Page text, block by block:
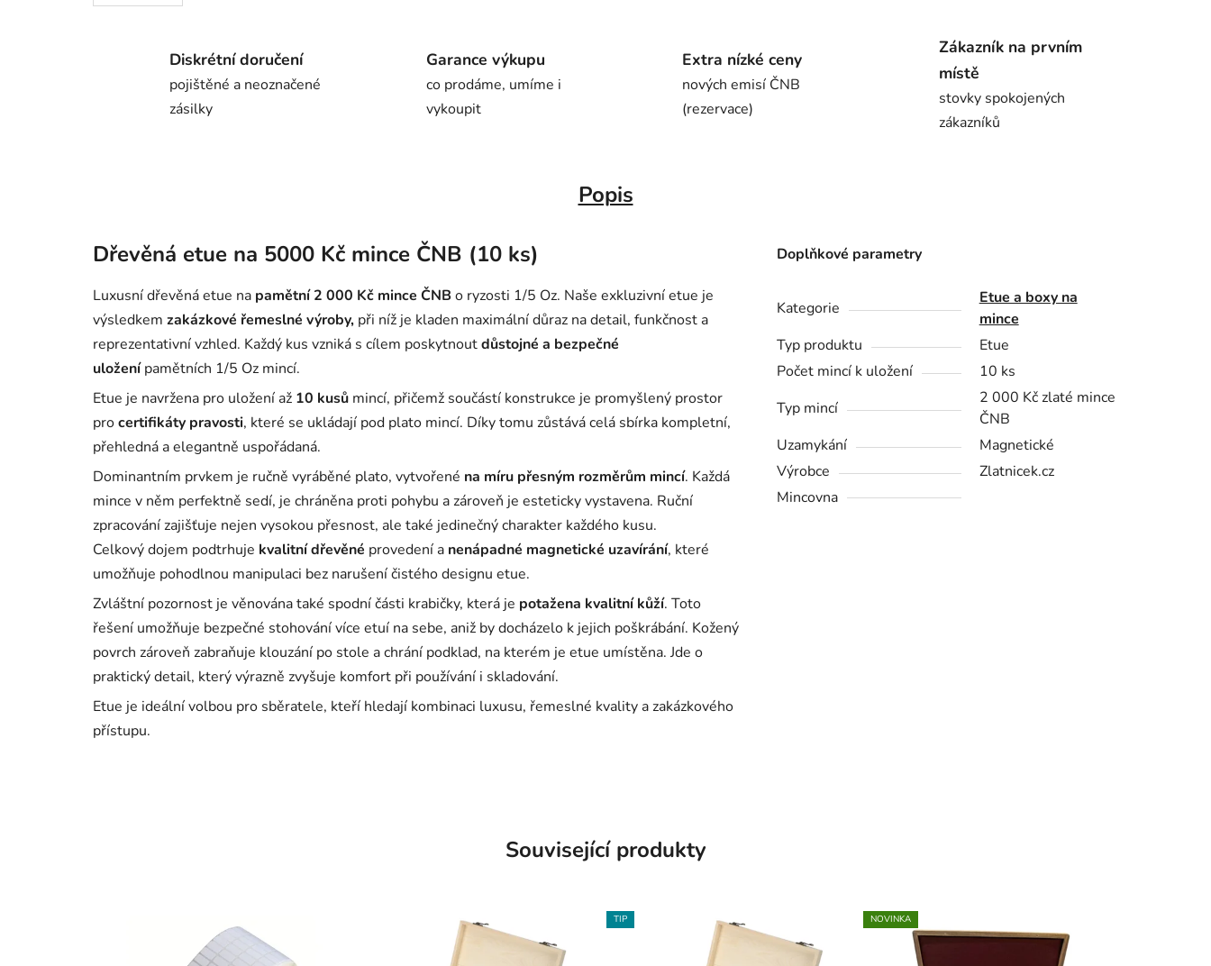
Diskrétní doručení
pojištěné a neoznačené
zásilky
Garance výkupu
co prodáme, umíme i
vykoupit
Extra nízké ceny
nových emisí ČNB
(rezervace)
Zákazník na prvním
místě
stovky spokojených
zákazníků
Popis
Dřevěná etue na 5000 Kč mince ČNB (10 ks)
Luxusní dřevěná etue na pamětní 2 000 Kč mince ČNBo ryzosti 1/5 Oz. Naše exkluzivní etue je
výsledkem zakázkové řemeslné výroby, při níž je kladen maximální důraz na detail, funkčnost a
reprezentativní vzhled. Každý kus vzniká s cílem poskytnoutdůstojné a bezpečné
uloženípamětních 1/5 Oz mincí.
Etue je navržena pro uložení až 10 kusů mincí, přičemž součástí konstrukce je promyšlený prostor
procertifikáty pravosti, které se ukládají pod plato mincí. Díky tomu zůstává celá sbírka kompletní,
přehledná a elegantně uspořádaná.
Dominantním prvkem je ručně vyráběné plato, vytvořené na míru přesným rozměrům mincí. Každá
mince v něm perfektně sedí, je chráněna proti pohybu a zároveň je esteticky vystavena. Ruční
zpracování zajišťuje nejen vysokou přesnost, ale také jedinečný charakter každého kusu.
Celkový dojem podtrhuje kvalitní dřevěné provedení a nenápadné magnetické uzavírání, které
umožňuje pohodlnou manipulaci bez narušení čistého designu etue.
Zvláštní pozornost je věnována také spodní části krabičky, která je potažena kvalitní kůží. Toto
řešení umožňuje bezpečné stohování více etuí na sebe, aniž by docházelo k jejich poškrábání. Kožený
povrch zároveň zabraňuje klouzání po stole a chrání podklad, na kterém je etue umístěna. Jde o
praktický detail, který výrazně zvyšuje komfort při používání i skladování.
Etue je ideální volbou pro sběratele, kteří hledají kombinaci luxusu, řemeslné kvality a zakázkového
přístupu.
Doplňkové parametry
Kategorie
Etue a boxy na
mince
Typ produktu
Etue
Počet mincí k uložení
10 ks
Typ mincí
2 000 Kč zlaté mince
ČNB
Uzamykání
Magnetické
Výrobce
Zlatnicek.cz
Mincovna
Související produkty
TIP NOVINKA